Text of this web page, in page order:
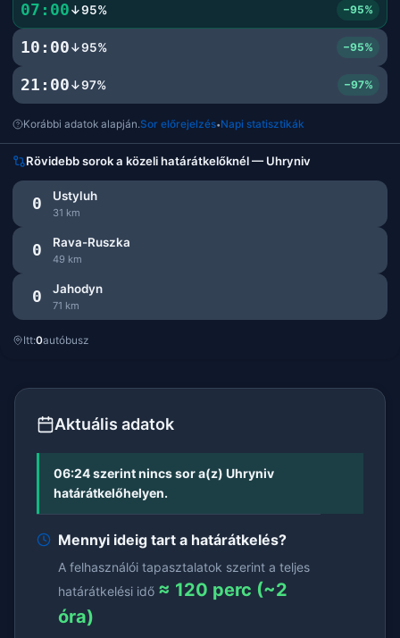
07:00↓95% −95%
10:00↓95% −95%
21:00↓97% −97%
Korábbi adatok alapján.Sor előrejelzés•Napi statisztikák
Rövidebb sorok a közeli határátkelőknél — Uhryniv
0 Ustyluh
31 km
0 Rava-Ruszka
49 km
0 Jahodyn
71 km
Itt:0autóbusz
Aktuális adatok
06:24 szerint nincs sor a(z) Uhryniv
határátkelőhelyen.
Mennyi ideig tart a határátkelés?
A felhasználói tapasztalatok szerint a teljes
határátkelési idő ≈ 120 perc (~2
óra)